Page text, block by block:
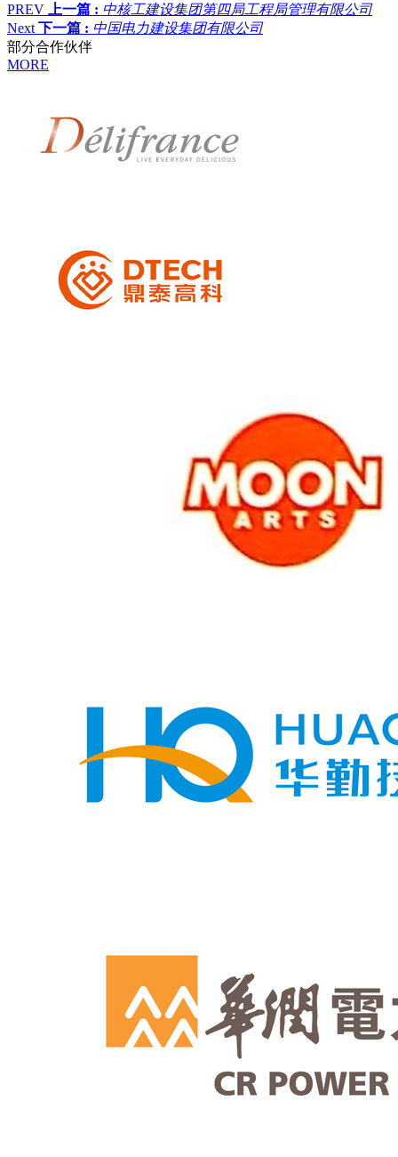
PREV 上一篇 : 中核工建设集团第四局工程局管理有限公司
Next 下一篇 : 中国电力建设集团有限公司
部分合作伙伴
MORE